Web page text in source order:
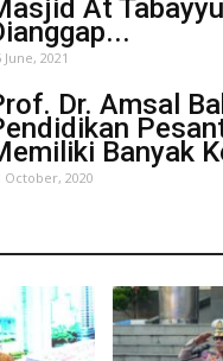
At
June, 2021
Dr. Amsal
Banyak
October, 2020